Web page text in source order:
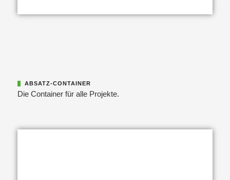
ABSATZ-CONTAINER
Die Container für alle Projekte.